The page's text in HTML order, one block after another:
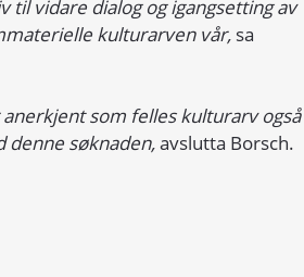
til vidare dialog og igangsetting av
kulturarven vår, sa
som felles kulturarv også
denne søknaden, avslutta Borsch.